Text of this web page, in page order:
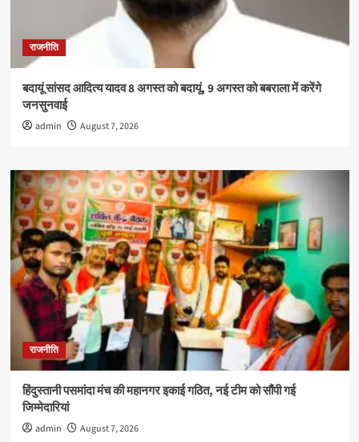
राजनीति
बदायूं सांसद आदित्य यादव 8 अगस्त को बदायूं, 9 अगस्त को बबराला में करेंगे
जनसुनवाई
admin August 7, 2026
राजनीति
हिंदुस्तानी पसमांदा मंच की महानगर इकाई गठित, नई टीम को सौंपी गई
जिम्मेदारियां
admin August 7, 2026